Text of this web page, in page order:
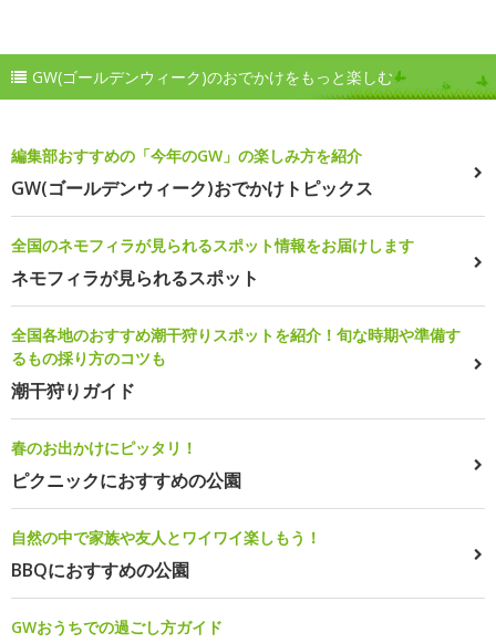
GW(ゴールデンウィーク)のおでかけをもっと楽しむ
編集部おすすめの「今年のGW」の楽しみ方を紹介
GW(ゴールデンウィーク)おでかけトピックス
全国のネモフィラが見られるスポット情報をお届けします
ネモフィラが見られるスポット
全国各地のおすすめ潮干狩りスポットを紹介！旬な時期や準備す
るもの採り方のコツも
潮干狩りガイド
春のお出かけにピッタリ！
ピクニックにおすすめの公園
自然の中で家族や友人とワイワイ楽しもう！
BBQにおすすめの公園
GWおうちでの過ごし方ガイド